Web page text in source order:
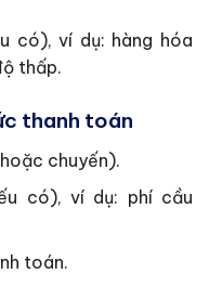
có), ví dụ: hàng hóa
thấp.
thanh toán
chuyến).
có), ví dụ: phí cầu
toán.